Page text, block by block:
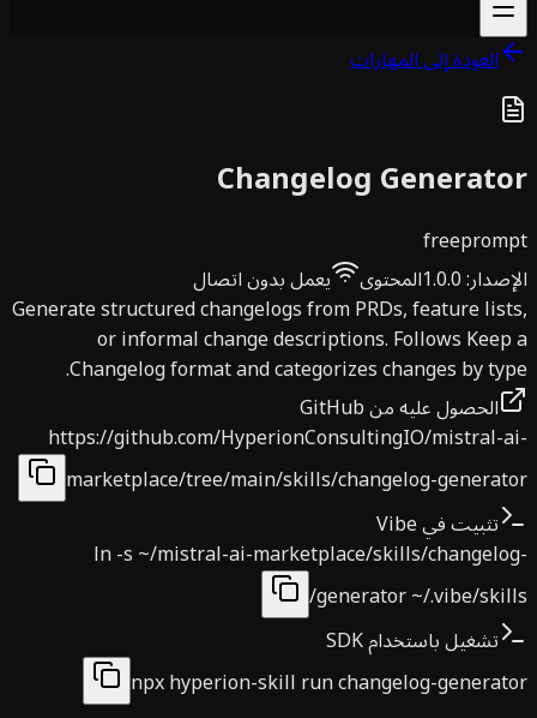
العودة إلى المهارات
Changelog
free
:
1.0.0المحتوى يعمل بدون اتصال
Generate structured changelogs from PRDs, feature
or informal change descriptions. Follows
Changelog format and categorizes changes by
الحصول عليه من GitHub
https://github.com/HyperionConsultingIO/
marketplace/tree/main/skills/changelog-
تثبيت في Vibe
ln -s ~/mistral-ai-marketplace/skills/
generator ~/.vibe/
تشغيل باستخدام SDK
npx hyperion-skill run changelog-